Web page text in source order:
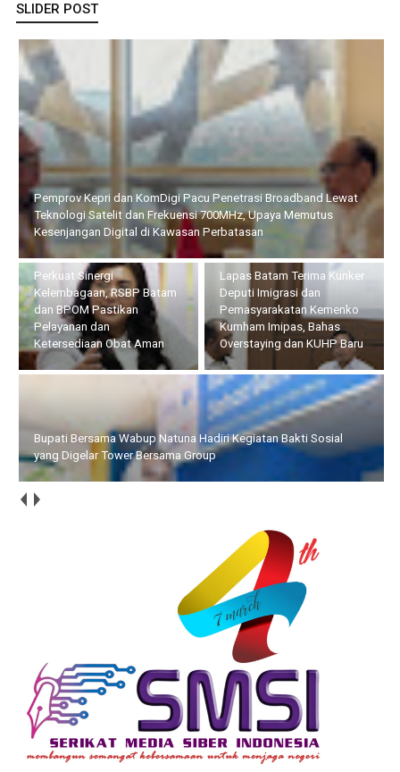
SLIDER POST
Perkuat Sinergi Kelembagaan, RSBP Batam dan BPOM Pastikan
Pelayanan dan Ketersediaan Obat Aman
Lapas Batam Terima Kunker
Deputi Imigrasi dan
Pemasyarakatan Kemenko
Kumham Imipas, Bahas
Overstaying dan KUHP Baru
Bupati Bersama Wabup
Natuna Hadiri Kegiatan
Bakti Sosial yang Digelar
Tower Bersama Group
Camat Singkep Selatan Luncurkan Inovasi SIP HEBAT